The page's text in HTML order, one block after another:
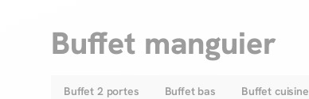
Buffet manguier
Buffet 2 portes Buffet bas Buffet cuisine